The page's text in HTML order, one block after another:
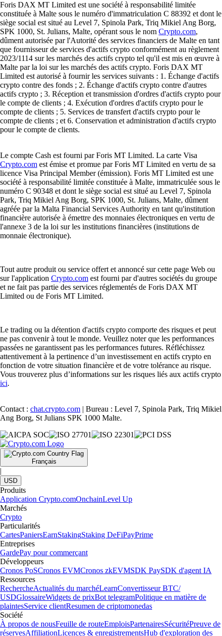
Foris DAX MT Limited est une société à responsabilité limitée
constituée à Malte sous le numéro d'immatriculation C 88392 et dont le
siège social est situé au Level 7, Spinola Park, Triq Mikiel Ang Borg,
SPK 1000, St. Julians, Malte, opérant sous le nom Crypto.com,
dûment autorisée par l'Autorité des services financiers de Malte en tant
que fournisseur de services d'actifs crypto conformément au règlement
2023/1114 sur les marchés des actifs crypto tel qu'il est mis en œuvre à
Malte par la loi sur les marchés des actifs crypto. Foris DAX MT
Limited est autorisé à fournir les services suivants : 1. Échange d'actifs
crypto contre des fonds ; 2. Échange d'actifs crypto contre d'autres
actifs crypto ; 3. Réception et transmission d'ordres d'actifs crypto pour
le compte de clients ; 4. Exécution d'ordres d'actifs crypto pour le
compte de clients ; 5. Services de transfert d'actifs crypto pour le
compte de clients ; et 6. Conservation et administration d'actifs crypto
pour le compte de clients.
Le compte Cash est fourni par Foris MT Limited. La carte Visa
Crypto.com est émise et promue par Foris MT Limited en vertu de sa
licence Visa Principal Member (émission). Foris MT Limited est une
société à responsabilité limitée constituée à Malte, immatriculée sous le
numéro C 90348 et dont le siège social est situé au Level 7, Spinola
Park, Triq Mikiel Ang Borg, SPK 1000, St. Julians, Malte, dûment
agréée par la Malta Financial Services Authority en tant qu'institution
financière autorisée à émettre des monnaies électroniques en vertu de
l'annexe 3 de la loi sur les institutions financières (institutions de
monnaie électronique).
Tout autre produit ou service offert et annoncé sur cette page Web ou
sur l'application Crypto.com est fourni par d'autres sociétés du groupe
et ne fait pas partie des services réglementés de Foris DAX MT
Limited ou de Foris MT Limited.
Le trading ou la détention d'actifs crypto comporte des risques et peut
ne pas convenir à tout le monde. Veuillez noter que les performances
passées ne garantissent pas les performances futures. Réfléchissez
attentivement à la pertinence d’un investissement en actifs crypto en
fonction de votre situation financière et de votre tolérance au risque.
Vous trouverez plus d’informations sur les risques liés aux actifs crypto
ici.
Contact : chat.crypto.com | Bureau : Level 7, Spinola Park, Triq Mikiel
Ang Borg, St Julians SPK 1000 Malte.
Français
|
USD
Produits
Application Crypto.comOnchainLevel Up
Marchés
Crypto
Particularités
CartesPaniersEarnStakingStaking DeFiPayPrime
Entreprises
GardePay pour commerçant
Développeurs
Cronos PoSCronos EVMCronos zkEVMSDK PaySDK d'agent IA
Ressources
RechercheActualités du marchéLearnConvertisseur BTC/
USDGlossaireWidgets de prixBot telegramPolitique en matière de
plaintesService clientResumen de criptomonedas
Société
À propos de nousFeuille de routeEmploisPartenairesSécuritéPreuve de
réservesAffiliationLicences & enregistrementsHub d'exploration des